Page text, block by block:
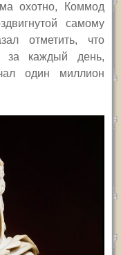
охотно, Коммод
самому
отметить, что
за каждый день,
один миллион